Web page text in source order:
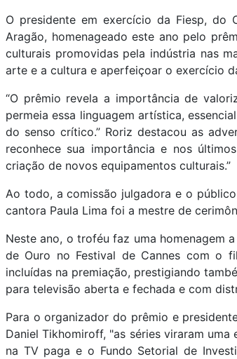
O presidente em exercício da Fiesp, do
Aragão, homenageado este ano pelo
culturais promovidas pela indústria nas
arte e a cultura e aperfeiçoar o exercício
“O prêmio revela a importância de
permeia essa linguagem artística,
do senso crítico.” Roriz destacou as
reconhece sua importância e nos
criação de novos equipamentos culturais.”
Ao todo, a comissão julgadora e o
cantora Paula Lima foi a mestre de
Neste ano, o troféu faz uma homenagem
de Ouro no Festival de Cannes com o
incluídas na premiação, prestigiando
para televisão aberta e fechada e com
Para o organizador do prêmio e
Daniel Tikhomiroff, "as séries viraram
na TV paga e o Fundo Setorial de